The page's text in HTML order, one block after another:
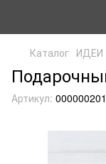
Каталог
Артикул: